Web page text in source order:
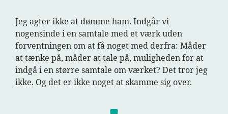
Jeg agter ikke at dømme ham. Indgår vi
nogensinde i en samtale med et værk uden
forventningen om at få noget med derfra: Måder
at tænke på, måder at tale på, muligheden for at
indgå i en større samtale om værket? Det tror jeg
ikke. Og det er ikke noget at skamme sig over.